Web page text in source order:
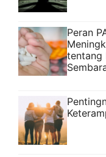
Peran
tentang